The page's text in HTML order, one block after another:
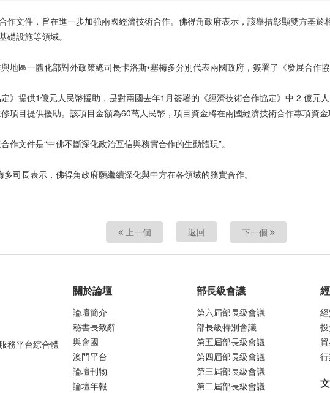
作文件，旨在進一步加強兩國經濟技術合作。佛得角政府表示，該舉措彰顯雙方基
礎設施等領域。
地區一體化部對外政策總司長卡洛斯•塞梅多分別代表兩國政府，簽署了《發展合作
》提供1億元人民幣援助，是對兩國去年1月簽署的《經濟技術合作協定》中 2 億元
項目提供援助。該項目金額為60萬人民幣，項目資金將在兩國經濟技術合作專項資金
文件是“中佛不斷深化政治互信與務實合作的生動體現”。
司長表示，佛得角政府願繼續深化與中方在各領域的務實合作。
上一個 返回 下一個
務平台綜合體
關於論壇
論壇簡介
秘書長致辭
與會國
澳門平台
論壇刊物
論壇年報
部長級會議
第六屆部長級會議
部長級特別會議
第五屆部長級會議
第四屆部長級會議
第三屆部長級會議
第二屆部長級會議